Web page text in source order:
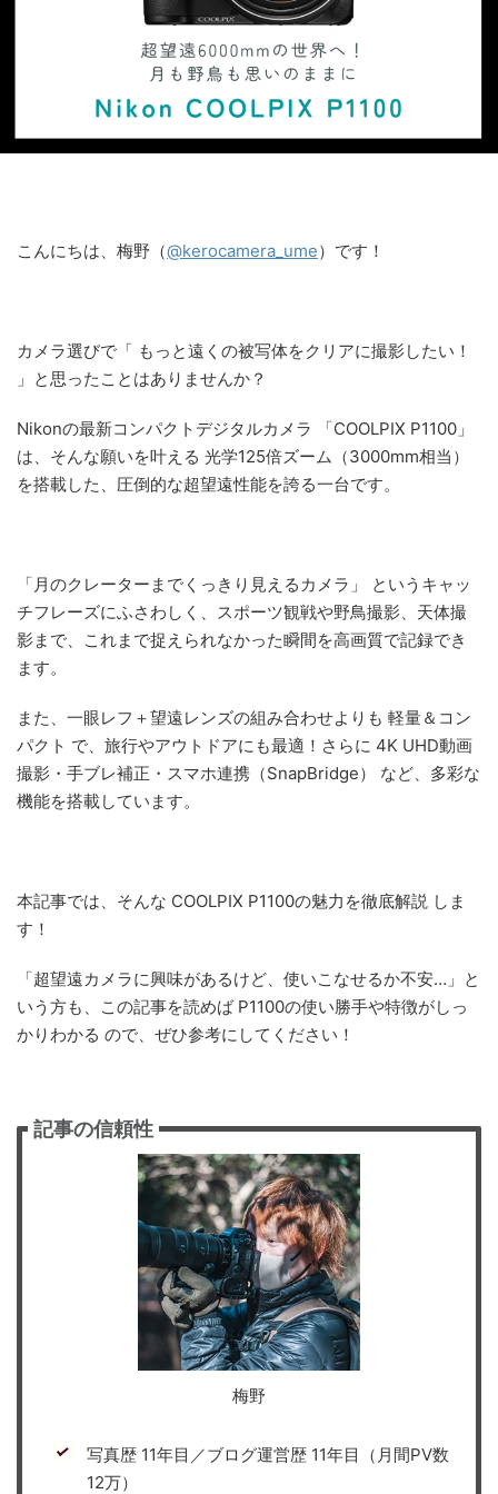
こんにちは、梅野（@kerocamera_ume）です！
カメラ選びで「 もっと遠くの被写体をクリアに撮影したい！
」と思ったことはありませんか？
Nikonの最新コンパクトデジタルカメラ 「COOLPIX P1100」
は、そんな願いを叶える 光学125倍ズーム（3000mm相当）
を搭載した、圧倒的な超望遠性能を誇る一台です。
「月のクレーターまでくっきり見えるカメラ」 というキャッ
チフレーズにふさわしく、スポーツ観戦や野鳥撮影、天体撮
影まで、これまで捉えられなかった瞬間を高画質で記録でき
ます。
また、一眼レフ＋望遠レンズの組み合わせよりも 軽量＆コン
パクト で、旅行やアウトドアにも最適！さらに 4K UHD動画
撮影・手ブレ補正・スマホ連携（SnapBridge） など、多彩な
機能を搭載しています。
本記事では、そんな COOLPIX P1100の魅力を徹底解説 しま
す！
「超望遠カメラに興味があるけど、使いこなせるか不安…」と
いう方も、この記事を読めば P1100の使い勝手や特徴がしっ
かりわかる ので、ぜひ参考にしてください！
記事の信頼性
梅野
写真歴 11年目／ブログ運営歴 11年目（月間PV数
12万）